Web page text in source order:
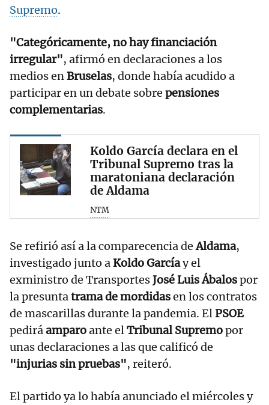
Supremo.
"Categóricamente, no hay financiación
irregular", afirmó en declaraciones a los
medios enBruselas, donde había acudido a
participar en un debate sobre pensiones
complementarias.
Koldo García declara en el
Tribunal Supremo tras la
maratoniana declaración
de Aldama
NTM
Se refirió así a la comparecencia deAldama,
investigado junto aKoldo Garcíay el
exministro de TransportesJosé Luis Ábalospor
la presuntatrama de mordidasen los contratos
de mascarillas durante la pandemia. ElPSOE
pediráamparoante elTribunal Supremopor
unas declaraciones a las que calificó de
"injurias sin pruebas", reiteró.
El partido ya lo había anunciado el miércoles y